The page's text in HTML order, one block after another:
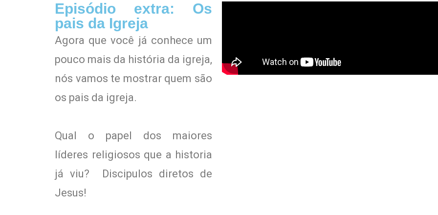
Episódio extra: Os
pais da Igreja
Agora que você já conhece um
pouco mais da história da igreja,
nós vamos te mostrar quem são
os pais da igreja.
Qual o papel dos maiores
líderes religiosos que a historia
já viu? Discipulos diretos de
Jesus!